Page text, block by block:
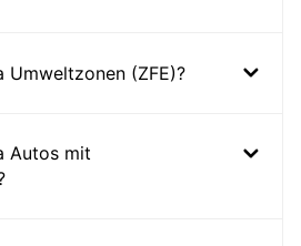
Umweltzonen (ZFE)?
Autos mit